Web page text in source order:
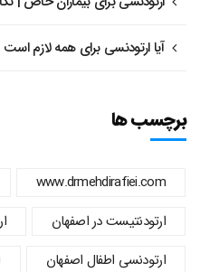
آیا ارتودنسی برای همه لازم
برچسب ها
www.drmehdirafiei.com
ارتودنتیست در اصفهان
ارتودنسي اطفال اصفهان